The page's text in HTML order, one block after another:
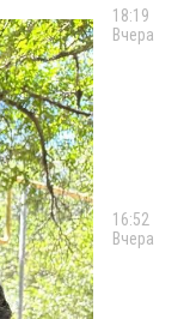
18:19
Вчера
16:52
Вчера